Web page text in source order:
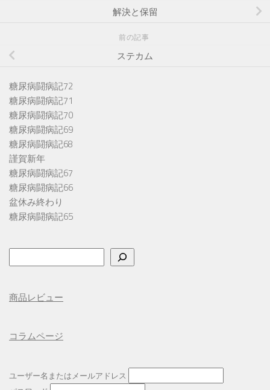
解決と保留
前の記事
ステカム
糖尿病闘病記72
糖尿病闘病記71
糖尿病闘病記70
糖尿病闘病記69
糖尿病闘病記68
謹賀新年
糖尿病闘病記67
糖尿病闘病記66
盆休み終わり
糖尿病闘病記65
索
商品レビュー
コラムページ
ユーザー名またはメールアドレス